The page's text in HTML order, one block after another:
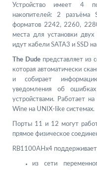
Устройство имеет 4
накопителей: 2
форматов 2242, 2260,
места для установки
идут кабели SATA3 и SSD
The Dudeпредставляет из
которая автоматически
и собирает
уведомления об
устройствами. Работает
Wine на UNIX-like системах.
Порты 11 и 12 могут
прямое физическое
RB1100AHx4
из сети